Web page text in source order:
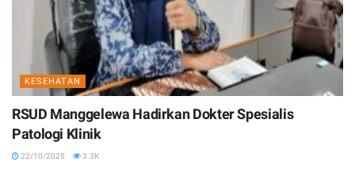
KESEHATAN
RSUD Manggelewa Hadirkan Dokter Spesialis
Patologi Klinik
22/10/2025 3.3K